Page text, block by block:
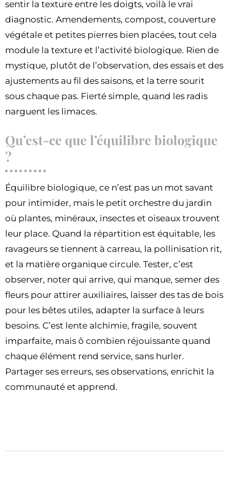
sentir la texture entre les doigts, voilà le vrai
diagnostic. Amendements, compost, couverture
végétale et petites pierres bien placées, tout cela
module la texture et l’activité biologique. Rien de
mystique, plutôt de l’observation, des essais et des
ajustements au fil des saisons, et la terre sourit
sous chaque pas. Fierté simple, quand les radis
narguent les limaces.
Qu’est-ce que l’équilibre biologique
?
Équilibre biologique, ce n’est pas un mot savant
pour intimider, mais le petit orchestre du jardin
où plantes, minéraux, insectes et oiseaux trouvent
leur place. Quand la répartition est équitable, les
ravageurs se tiennent à carreau, la pollinisation rit,
et la matière organique circule. Tester, c’est
observer, noter qui arrive, qui manque, semer des
fleurs pour attirer auxiliaires, laisser des tas de bois
pour les bêtes utiles, adapter la surface à leurs
besoins. C’est lente alchimie, fragile, souvent
imparfaite, mais ô combien réjouissante quand
chaque élément rend service, sans hurler.
Partager ses erreurs, ses observations, enrichit la
communauté et apprend.